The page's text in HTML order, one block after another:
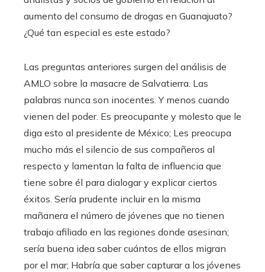
aumento del consumo de drogas en Guanajuato?
¿Qué tan especial es este estado?
Las preguntas anteriores surgen del análisis de
AMLO sobre la masacre de Salvatierra. Las
palabras nunca son inocentes. Y menos cuando
vienen del poder. Es preocupante y molesto que le
diga esto al presidente de México; Les preocupa
mucho más el silencio de sus compañeros al
respecto y lamentan la falta de influencia que
tiene sobre él para dialogar y explicar ciertos
éxitos. Sería prudente incluir en la misma
mañanera el número de jóvenes que no tienen
trabajo afiliado en las regiones donde asesinan;
sería buena idea saber cuántos de ellos migran
por el mar; Habría que saber capturar a los jóvenes